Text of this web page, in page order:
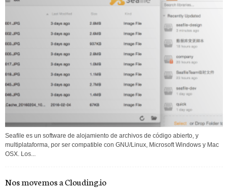
Seafile es un software de alojamiento de archivos de código abierto, y
multiplataforma, por ser compatible con GNU/Linux, Microsoft Windows y Mac
OSX. Los...
Nos movemos a Clouding.io